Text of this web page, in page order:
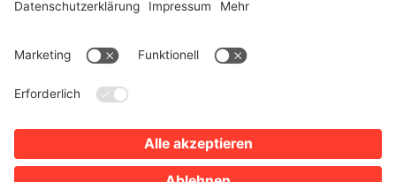
PresseWir über unsTourist-Information
Erklärung zur Barrierefreiheit
Impressum